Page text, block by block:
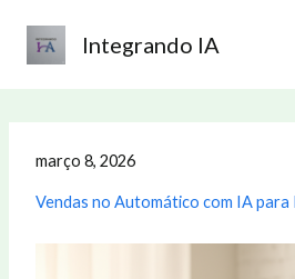
Integrando IA
março 8, 2026
Vendas no Automático com IA para